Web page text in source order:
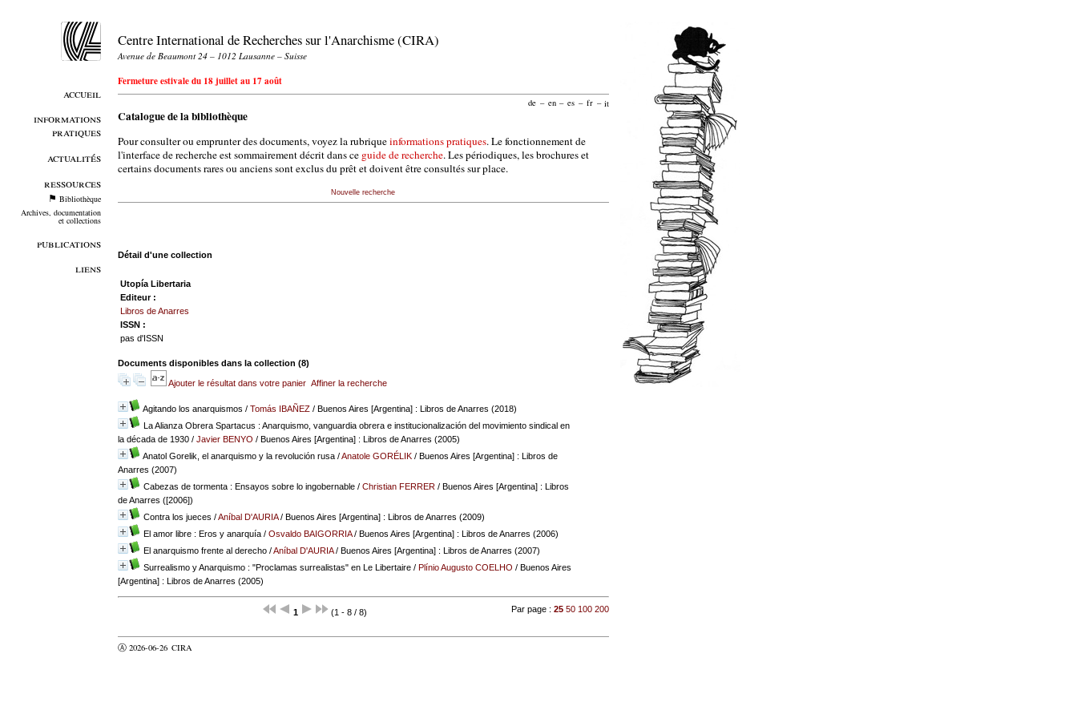
accueil
informations
pratiques
actualités
ressources
Bibliothèque
Archives, documentation
et collections
publications
liens
Centre International de Recherches sur l'Anarchisme (CIRA)
Avenue de Beaumont 24 – 1012 Lausanne – Suisse
Fermeture estivale du 18 juillet au 17 août
de – en – es – fr – it
Catalogue de la bibliothèque
Pour consulter ou emprunter des documents, voyez la rubriqueinformations pratiques. Le fonctionnement de
l'interface de recherche est sommairement décrit dans ce guide de recherche. Les périodiques, les brochures et
certains documents rares ou anciens sont exclus du prêt et doivent être consultés sur place.
Nouvelle recherche
Détail d'une collection
Utopía Libertaria
Editeur :
Libros de Anarres
ISSN :
pas d'ISSN
Documents disponibles dans la collection (8)
Ajouter le résultat dans votre panier Affiner la recherche
Agitando los anarquismos / Tomás IBAÑEZ/ Buenos Aires [Argentina] : Libros de Anarres (2018)
La Alianza Obrera Spartacus : Anarquismo, vanguardia obrera e institucionalización del movimiento sindical en
la década de 1930/ Javier BENYO / Buenos Aires [Argentina] : Libros de Anarres (2005)
Anatol Gorelik, el anarquismo y la revolución rusa/Anatole GORÉLIK/ Buenos Aires [Argentina] : Libros de
Anarres (2007)
Cabezas de tormenta : Ensayos sobre lo ingobernable/ Christian FERRER/ Buenos Aires [Argentina] : Libros
de Anarres ([2006])
Contra los jueces /Aníbal D'AURIA/ Buenos Aires [Argentina] : Libros de Anarres (2009)
El amor libre : Eros y anarquía/ Osvaldo BAIGORRIA/ Buenos Aires [Argentina] : Libros de Anarres (2006)
El anarquismo frente al derecho/Aníbal D'AURIA/ Buenos Aires [Argentina] : Libros de Anarres (2007)
Surrealismo y Anarquismo : "Proclamas surrealistas" en Le Libertaire/ Plínio Augusto COELHO / Buenos Aires
[Argentina] : Libros de Anarres (2005)
1 (1 - 8 / 8) Par page :25 50 100 200
Ⓐ 2026-06-26 CIRA